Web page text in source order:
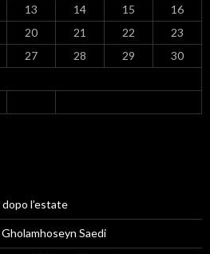
13 14 15
16
20 21 22
23
27 28 29
30
l’estate
Saedi